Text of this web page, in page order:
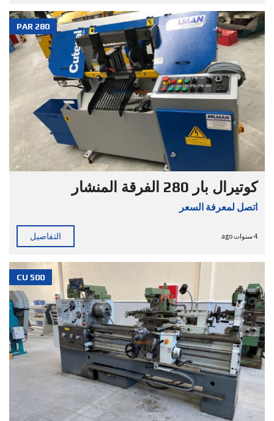
PAR 280
كوتيرال بار 280 الفرقة المنشار
اتصل لمعرفة السعر
4 سنوات ago التفاصيل
CU 500